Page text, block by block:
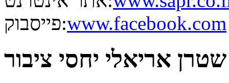
פייסבוק:www.facebook.com
אריאלי יחסי ציבור